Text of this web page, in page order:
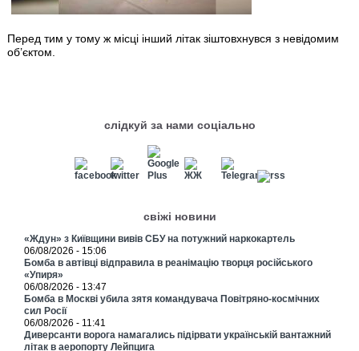
Перед тим у тому ж місці інший літак зіштовхнувся з невідомим
об’єктом.
слідкуй за нами соціально
свіжі новини
«Ждун» з Київщини вивів СБУ на потужний наркокартель
06/08/2026 - 15:06
Бомба в автівці відправила в реанімацію творця російського
«Упиря»
06/08/2026 - 13:47
Бомба в Москві убила зятя командувача Повітряно-космічних
сил Росії
06/08/2026 - 11:41
Диверсанти ворога намагались підірвати українській вантажний
літак в аеропорту Лейпцига